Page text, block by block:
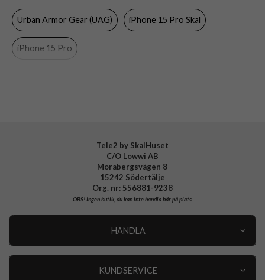
Färg
Material Hårdplast (PC), Mjukplast (TPU)
Varumärke
Urban Armor Gear (UAG) iPhone 15 Pro Skal
iPhone 15 Pro
Tele2 by SkalHuset
C/O Lowwi AB
Morabergsvägen 8
15242 Södertälje
Org. nr: 556881-9238
OBS!Ingen butik, du kan inte handla här på plats
HANDLA
KUNDSERVICE